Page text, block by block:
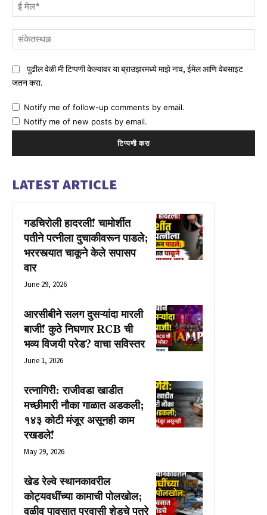
पुढील वेळी मी टिप्पणी केल्यावर या ब्राउझरमध्ये माझे नाव, ईमेल आणि वेबसाइट
जतन करा.
Notify me of follow-up comments by email.
Notify me of new posts by email.
LATEST ARTICLE
गडचिरोली हादरली! चामोर्शीत
पतीने पत्नीला दुचाकीवरून पाडले;
भररस्त्यात चाकूने केले सपासप
वार
June 29, 2026
आरसीबीने सलग दुसऱ्यांदा मारली
बाजी! कुठे निघणार RCB ची
भव्य विजयी परेड? वाचा सविस्तर
June 1, 2026
रत्नागिरी: राजीवडा खाडीत
मच्छीमारी नौका गाळात अडकली;
१४३ कोटी मंजूर असूनही काम
रखडले!
May 29, 2026
खेड रेल्वे स्थानकावरील
कोट्यवधींच्या कामाची पोलखोल;
वळीव पावसात प्रवासी शेडचे पत्रे